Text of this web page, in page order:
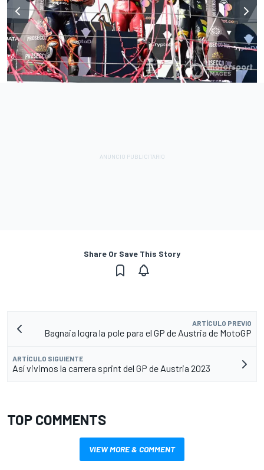
Share Or Save This Story
ARTÍCULO PREVIO
Bagnaia logra la pole para el GP de Austria de MotoGP
ARTÍCULO SIGUIENTE
Así vivimos la carrera sprint del GP de Austria 2023
TOP COMMENTS
VIEW MORE & COMMENT